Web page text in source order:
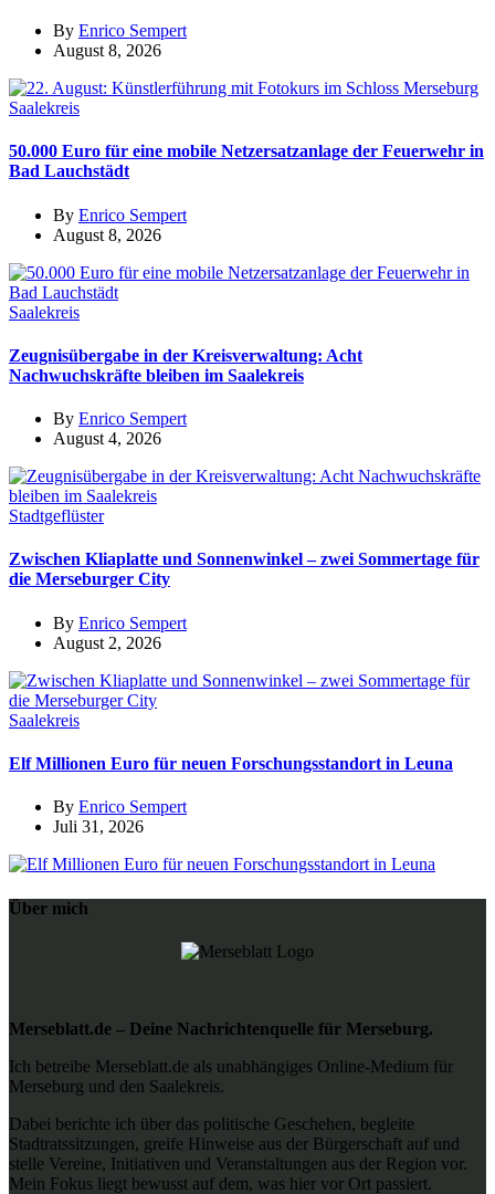
By Enrico Sempert
August 8, 2026
Saalekreis
50.000 Euro für eine mobile Netzersatzanlage der Feuerwehr in
Bad Lauchstädt
By Enrico Sempert
August 8, 2026
Saalekreis
Zeugnisübergabe in der Kreisverwaltung: Acht
Nachwuchskräfte bleiben im Saalekreis
By Enrico Sempert
August 4, 2026
Stadtgeflüster
Zwischen Kliaplatte und Sonnenwinkel – zwei Sommertage für
die Merseburger City
By Enrico Sempert
August 2, 2026
Saalekreis
Elf Millionen Euro für neuen Forschungsstandort in Leuna
By Enrico Sempert
Juli 31, 2026
Über mich
Merseblatt.de – Deine Nachrichtenquelle für Merseburg.
Ich betreibe Merseblatt.de als unabhängiges Online-Medium für
Merseburg und den Saalekreis.
Dabei berichte ich über das politische Geschehen, begleite
Stadtratssitzungen, greife Hinweise aus der Bürgerschaft auf und
stelle Vereine, Initiativen und Veranstaltungen aus der Region vor.
Mein Fokus liegt bewusst auf dem, was hier vor Ort passiert.